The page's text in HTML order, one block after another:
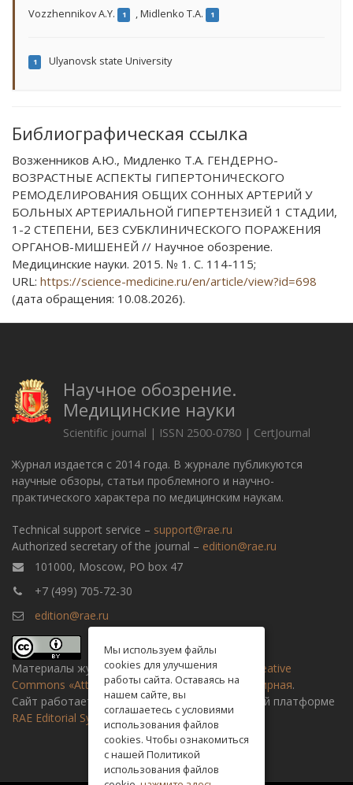
Vozzhennikov A.Y. 1 ,Midlenko T.A. 1
1 Ulyanovsk state University
Библиографическая ссылка
Возженников А.Ю., Мидленко Т.А. ГЕНДЕРНО-
ВОЗРАСТНЫЕ АСПЕКТЫ ГИПЕРТОНИЧЕСКОГО
РЕМОДЕЛИРОВАНИЯ ОБЩИХ СОННЫХ АРТЕРИЙ У
БОЛЬНЫХ АРТЕРИАЛЬНОЙ ГИПЕРТЕНЗИЕЙ 1 СТАДИИ,
1-2 СТЕПЕНИ, БЕЗ СУБКЛИНИЧЕСКОГО ПОРАЖЕНИЯ
ОРГАНОВ-МИШЕНЕЙ // Научное обозрение.
Медицинские науки. 2015. № 1. С. 114-115;
URL: https://science-medicine.ru/en/article/view?id=698
(дата обращения: 10.08.2026).
Научное обозрение.
Медицинские науки
Scientific journal | ISSN 2500-0780 | CertJournal
Журнал издается с 2014 года. В журнале публикуются
научные обзоры, статьи проблемного и научно-
практического характера по медицинским наукам.
Technical support service – support@rae.ru
Authorized secretary of the journal – edition@rae.ru
101000, Moscow, PO box 47
+7 (499) 705-72-30
edition@rae.ru
Материалы журнала доступны полицензии Creative
Commons «Attribution» («Атрибуция») 4.0 Всемирная.
Сайт работает на универсальной издательской платформе
RAE Editorial System
Мы используем файлы
cookies для улучшения
работы сайта. Оставаясь на
нашем сайте, вы
соглашаетесь с условиями
использования файлов
cookies. Чтобы ознакомиться
с нашей Политикой
использования файлов